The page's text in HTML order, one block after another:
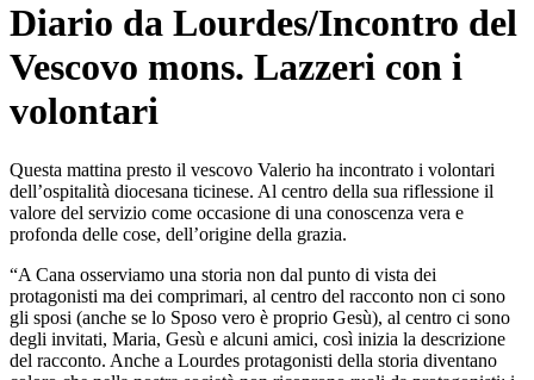
Diario da Lourdes/Incontro del
Vescovo mons. Lazzeri con i
volontari
Questa mattina presto il vescovo Valerio ha incontrato i volontari
dell’ospitalità diocesana ticinese. Al centro della sua riflessione il
valore del servizio come occasione di una conoscenza vera e
profonda delle cose, dell’origine della grazia.
“A Cana osserviamo una storia non dal punto di vista dei
protagonisti ma dei comprimari, al centro del racconto non ci sono
gli sposi (anche se lo Sposo vero è proprio Gesù), al centro ci sono
degli invitati, Maria, Gesù e alcuni amici, così inizia la descrizione
del racconto. Anche a Lourdes protagonisti della storia diventano